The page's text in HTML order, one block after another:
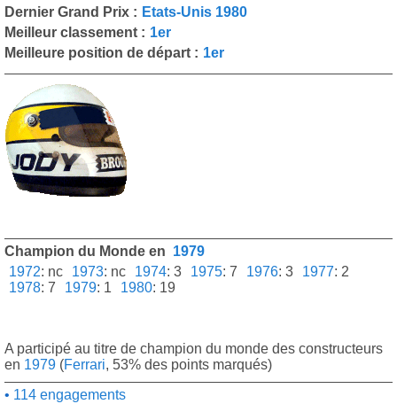
Dernier Grand Prix : Etats-Unis 1980
Meilleur classement : 1er
Meilleure position de départ : 1er
Champion du Monde en 1979
1972: nc 1973: nc 1974: 3 1975: 7 1976: 3 1977: 2
1978: 7 1979: 1 1980: 19
A participé au titre de champion du monde des constructeurs
en 1979 (Ferrari, 53% des points marqués)
114 engagements